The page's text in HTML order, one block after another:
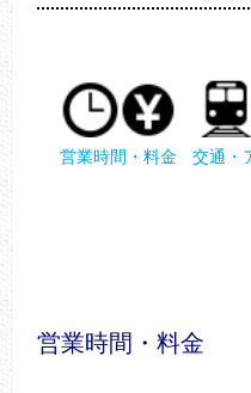
営業時間・料金 交通・
営業時間・料金